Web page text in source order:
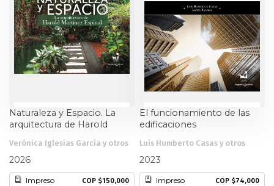
Ciencias Sociales
Conflicto Armado
Derecho
Desarrollo
Diseño
Naturaleza y Espacio. La
arquitectura de Harold
Verónica Iglesias García y otros
2026
Impreso COP $150,000
El funcionamiento de las
edificaciones
Luis Humberto Casas y otros
2023
Impreso COP $74,000